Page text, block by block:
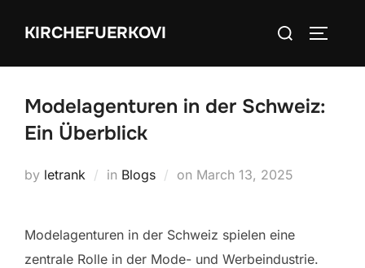
KIRCHEFUERKOVI
Search
Modelagenturen in der Schweiz:
Ein Überblick
by letrank in Blogs on Posted
March 13, 2025
Modelagenturen in der Schweiz spielen eine
zentrale Rolle in der Mode- und Werbeindustrie.